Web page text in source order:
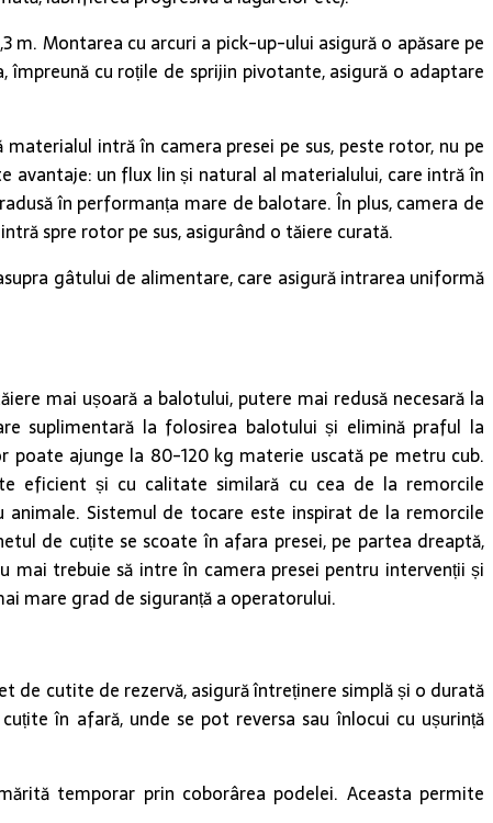
m. Montarea cu arcuri a pick-up-ului asigură o apăsare pe
cu roțile de sprijin pivotante, asigură o adaptare
intră în camera presei pe sus, peste rotor, nu pe
avantaje: un flux lin și natural al materialului, care intră în
în performanța mare de balotare. În plus, camera de
spre rotor pe sus, asigurând o tăiere curată.
gâtului de alimentare, care asigură intrarea uniformă
mai ușoară a balotului, putere mai redusă necesară la
suplimentară la folosirea balotului și elimină praful la
ajunge la 80-120 kg materie uscată pe metru cub.
eficient și cu calitate similară cu cea de la remorcile
Sistemul de tocare este inspirat de la remorcile
de cuțite se scoate în afara presei, pe partea dreaptă,
mai trebuie să intre în camera presei pentru intervenții și
mare grad de siguranță a operatorului.
de cutite de rezervă, asigură întreținere simplă și o durată
în afară, unde se pot reversa sau înlocui cu ușurință
temporar prin coborârea podelei. Aceasta permite